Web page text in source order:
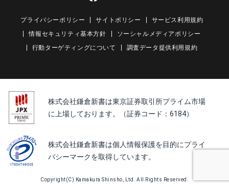
プライバシーポリシー サイトポリシー
サービス利用規約
情報セキュリティ基本方針
ソーシャルメディアポリシー
行動ターゲティングについて
調査データ提供利用規約
株式会社鎌倉新書は東京証券取引所プライム市場
に上場しております。（証券コード：6184）
株式会社鎌倉新書は個人情報保護を目的にプライ
バシーマークを取得しています。
Copyright(C) Kamakura Shinsho, Ltd. All Rights Reserved.